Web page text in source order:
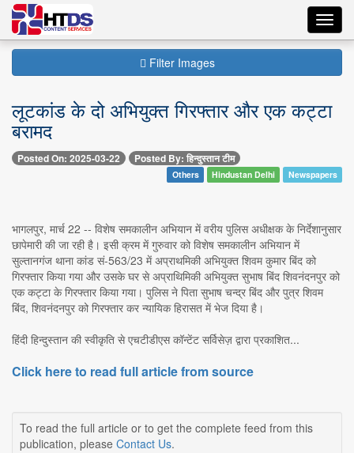
Filter Images
लूटकांड के दो अभियुक्त गिरफ्तार और एक कट्टा
बरामद
Posted On: 2025-03-22 Posted By: हिन्दुस्तान टीम
Others Hindustan Delhi Newspapers
भागलपुर, मार्च 22 -- विशेष समकालीन अभियान में वरीय पुलिस अधीक्षक के निर्देशानुसार
छापेमारी की जा रही है। इसी क्रम में गुरुवार को विशेष समकालीन अभियान में
सुल्तानगंज थाना कांड सं-563/23 में अप्राथमिकी अभियुक्त शिवम कुमार बिंद को
गिरफ्तार किया गया और उसके घर से अप्राथिमिकी अभियुक्त सुभाष बिंद शिवनंदनपुर को
एक कट्टा के गिरफ्तार किया गया। पुलिस ने‌ पिता सुभाष चन्द्र बिंद और पुत्र शिवम
बिंद, शिवनंदनपुर को गिरफ्तार कर न्यायिक हिरासत में भेज दिया है।
हिंदी हिन्दुस्तान की स्वीकृति से एचटीडीएस कॉन्टेंट सर्विसेज़ द्वारा प्रकाशित...
Click here to read full article from source
To read the full article or to get the complete feed from this
publication, please Contact Us.